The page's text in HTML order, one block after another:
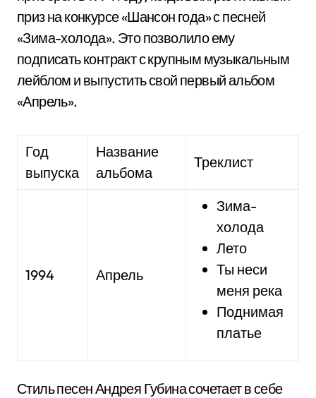
приз на конкурсе «Шансон года» с песней
«Зима-холода». Это позволило ему
подписать контракт с крупным музыкальным
лейблом и выпустить свой первый альбом
«Апрель».
Год
выпуска
Название
альбома
Треклист
1994 Апрель
Зима-
холода
Лето
Ты неси
меня река
Поднимая
платье
Стиль песен Андрея Губина сочетает в себе